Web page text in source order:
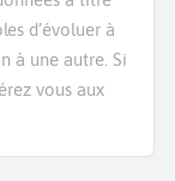
d’évoluer à
à une autre. Si
vous aux